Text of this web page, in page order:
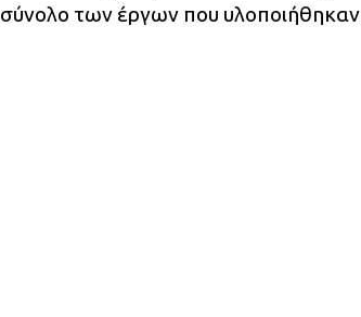
σύνολο των έργων που